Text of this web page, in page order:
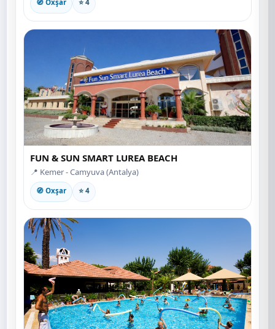
🧭 Oxşar ⭐ 4
FUN & SUN SMART LUREA BEACH
📍 Kemer - Camyuva (Antalya)
🧭 Oxşar ⭐ 4